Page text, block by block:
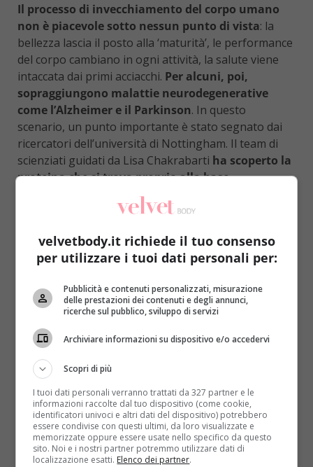
Il processo di invecchiamento del corpo umano
non è piacevole sotto nessun punto di vista: la
bellezza lascia il posto alla ‘maturità’, le performance
del corpo cambiano in ogni attività, la salute viene
intaccata dai primi acciacchi. Per alcuni, poi,
sopraggiungono malattie neurodegenerative
come l’Alzheimer e il Parkinson. In questo
scenario, un punto importante è stato segnato dai
ricercatori dell’università di Nottingham. Il team di
scienziati guidati da Lisa Chakrabarti ha scoperto la
proteina che si trova proprio alla base
dell’invecchiamento, presente nei mitocondri
(considerati non a caso le centraline energetiche
Nello specifico ci si è concentrati su una famiglia
carboniche. Queste si trovano appunto nei
mitocondri, i quali trasformano l’ossigeno che viene
respirato nell’energia necessaria al corpo per
funzionare. Ciò che è emerso dagli studi è che
l’anidrase carbonica è presente in maggior
quantità (ed è anche più attiva) nel cervello delle
persone di mezza età e in quelle giovani con un
inizio di degenerazione. Sono loro, quindi, le cause
dell’invecchiamento. Partendo da questa scoperta
l’elisir di eterna giovinezza– intesa non tanto come
assicurazione di bellezza quanto piuttosto di una
velvetbody.it richiede il tuo consenso
per utilizzare i tuoi dati personali per:
Pubblicità e contenuti personalizzati, misurazione
delle prestazioni dei contenuti e degli annunci,
ricerche sul pubblico, sviluppo di servizi
Archiviare informazioni su dispositivo e/o accedervi
Scopri di più
I tuoi dati personali verranno trattati da 327 partner e le
informazioni raccolte dal tuo dispositivo (come cookie,
identificatori univoci e altri dati del dispositivo) potrebbero
essere condivise con questi ultimi, da loro visualizzate e
memorizzate oppure essere usate nello specifico da questo
sito. Noi e i nostri partner potremmo utilizzare dati di
localizzazione esatti. Elenco dei partner.